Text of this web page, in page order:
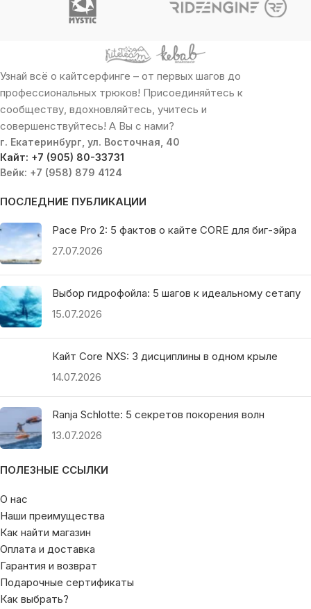
Узнай всё о кайтсерфинге – от первых шагов до
профессиональных трюков! Присоединяйтесь к
сообществу, вдохновляйтесь, учитесь и
совершенствуйтесь! А Вы с нами?
г. Екатеринбург, ул. Восточная, 40
Кайт: +7 (905) 80-33731
Вейк: +7 (958) 879 4124
ПОСЛЕДНИЕ ПУБЛИКАЦИИ
Pace Pro 2: 5 фактов о кайте CORE для биг-эйра
27.07.2026
Выбор гидрофойла: 5 шагов к идеальному сетапу
15.07.2026
Кайт Core NXS: 3 дисциплины в одном крыле
14.07.2026
Ranja Schlotte: 5 секретов покорения волн
13.07.2026
ПОЛЕЗНЫЕ ССЫЛКИ
О нас
Наши преимущества
Как найти магазин
Оплата и доставка
Гарантия и возврат
Подарочные сертификаты
Как выбрать?